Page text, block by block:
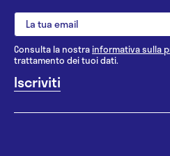
Consulta la nostrainformativa sulla
trattamento dei tuoi dati.